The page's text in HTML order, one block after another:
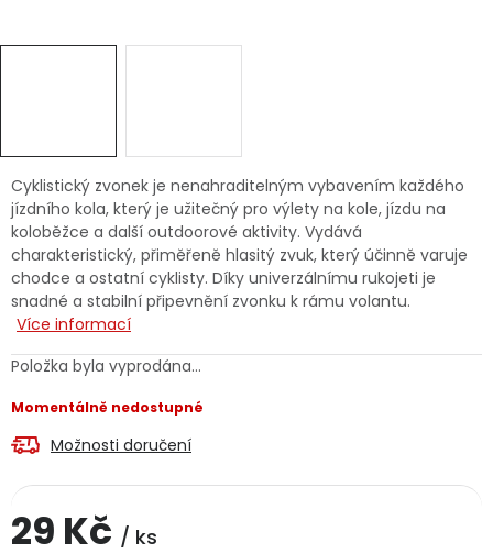
Ochranné pomůcky
Výprodej
Značky
Jaký je aktuální stav mé objednávky?
Velkoobchodní spolupráce (B2B)
Servis nářadí Hodnocení obchodu
Doprava a platba
Cyklistický zvonek je nenahraditelným vybavením každého
jízdního kola, který je užitečný pro výlety na kole, jízdu na
koloběžce a další outdoorové aktivity. Vydává
charakteristický, přiměřeně hlasitý zvuk, který účinně varuje
chodce a ostatní cyklisty. Díky univerzálnímu rukojeti je
snadné a stabilní připevnění zvonku k rámu volantu.
Více informací
Položka byla vyprodána…
Momentálně nedostupné
Možnosti doručení
29 Kč / ks